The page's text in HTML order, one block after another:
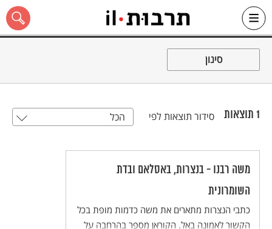
Skip
כל האתר
סינון
1 תוצאות סידור תוצאות לפי הכל
משה רבנו - בנצרות, באסלאם ובדת
השומרונית
כתבי הנצרות מתארים את משה כדמות מופת בכל
הקשור לאמונה באל. הקוראן מספר בהרחבה על